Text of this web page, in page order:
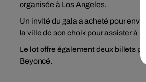
organisée à Los Angeles.
Un invité du gala a acheté pour
la ville de son choix pour assister à
Le lot offre également deux billets
Beyoncé.